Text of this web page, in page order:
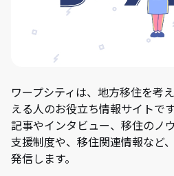
ワープシティは、地方移住を考
える人のお役立ち情報サイトで
記事やインタビュー、移住のノ
支援制度や、移住関連情報など
発信します。